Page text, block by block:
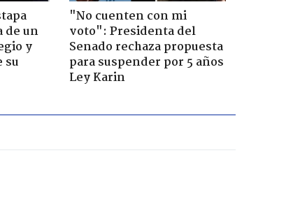
de un
y
su
"No cuenten con mi
voto": Presidenta del
Senado rechaza propuesta
para suspender por 5 años
Ley Karin